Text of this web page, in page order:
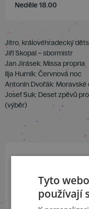
Neděle 18.00
Jitro, královéhradecký
Jiří Skopal – sbormistr
Jan Jirásek: Missa propria
Ilja Hurník: Červnová noc
Antonín Dvořák: Moravské
Josef Suk: Deset zpěvů
(výběr)
a buďte
Tyto
používají